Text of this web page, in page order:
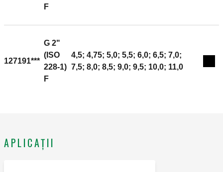
F
127191***
G 2"
(ISO
228-1)
F
4,5; 4,75; 5,0; 5,5; 6,0; 6,5; 7,0;
7,5; 8,0; 8,5; 9,0; 9,5; 10,0; 11,0
APLICAȚII